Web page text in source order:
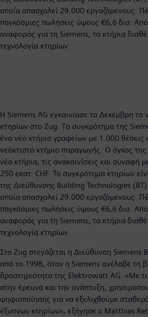
οποία απασχολεί 29.000 εργαζόμενους.
παγκόσμιες πωλήσεις ύψους €6,6 δισ.
αναφοράς για τη Siemens, τα κτήρια
τεχνολογία κτηρίων
Η Siemens AG εγκαινίασε τo Δεκέμβρη το
κτηρίων στο Zug. Tο συγκρότημα της
ένα νέο κτήριο γραφείων με 1.000 θέσεις
νεόκτιστο κτήριο παραγωγής. Ο όγκος
νέα κτήρια, τις ανακαινίσεις και συναφή
250 εκατ. CHF. Το συγκρότημα κτηρίων
της Διεύθυνσης Building Technologies
οποία απασχολεί 29.000 εργαζόμενους.
παγκόσμιες πωλήσεις ύψους €6,6 δισ.
αναφοράς για τη Siemens, τα κτήρια
τεχνολογία κτηρίων
Στο Zug στεγάζεται η Διεύθυνση Siemens
από το 1998, όταν η Siemens ανέλαβε τη
δραστηριότητα της Elektrowatt AG. «Με
στην έρευνα και την ανάπτυξη,
ψηφιοποίησης για να εξελιχθούμε
έξυπνων κτηρίων», εξήγησε ο Matthias